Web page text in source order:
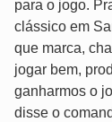
para o jogo.
clássico em
que marca,
jogar bem,
ganharmos o
disse o